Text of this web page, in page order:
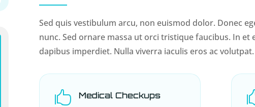
Sed quis vestibulum arcu, non euismod dolor. Donec
nunc. Sed ornare massa ut orci tristique faucibus. In et
dapibus imperdiet. Nulla viverra iaculis eros ac volutpat.
 Medical Checkups